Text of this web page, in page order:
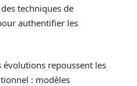
techniques de
authentifier les
évolutions repoussent les
: modèles